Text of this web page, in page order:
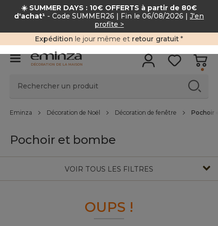
☀️ SUMMER DAYS : 10€ OFFERTS à partir de 80
d'achat¹ - Code SUMMER26 | Fin le 06/08/2026 | J'en
profite >
Expédition le jour même et retour gratuit *
DÉCORATION DE LA MAISON
Eminza Décoration de Noël Décoration de fenêtre Pochoir
Pochoir et bombe
VOIR TOUS LES FILTRES
OUPS !